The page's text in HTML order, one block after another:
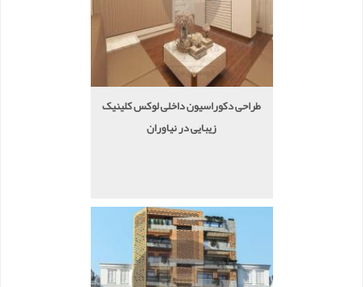
طراحی دکوراسیون داخلی لوکس کلینیک
زیبایی در نیاوران